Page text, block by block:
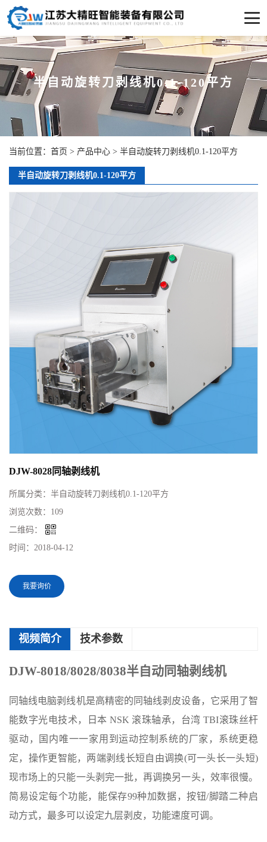
半自动旋转刀剥线机0.1-120平方
当前位置： 首页 > 产品中心 > 半自动旋转刀剥线机0.1-120平方
半自动旋转刀剥线机0.1-120平方
DJW-8028同轴剥线机
所属分类： 半自动旋转刀剥线机0.1-120平方
浏览次数： 109
二维码：
时间： 2018-04-12
我要询价
视频简介 技术参数
DJW-8018/8028/8038半自动同轴剥线机
同轴线电脑剥线机是高精密的同轴线剥皮设备，它采用了智
能数字光电技术，日本 NSK 滚珠轴承，台湾 TBI滚珠丝杆
驱动，国内唯一一家用到运动控制系统的厂家，系统更稳
定，操作更智能，两端剥线长短自由调换(可一头长一头短)
现市场上的只能一头剥完一批，再调换另一头，效率很慢。
简易设定每个功能，能保存99种加数据，按钮/脚踏二种启
动方式，最多可以设定九层剥皮，功能速度可调。